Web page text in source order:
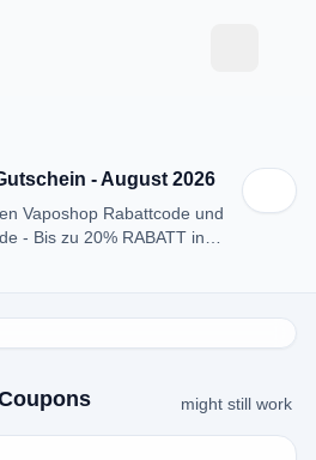
- August 2026
Vaposhop Rabattcode und
- Bis zu 20% RABATT in
might still work